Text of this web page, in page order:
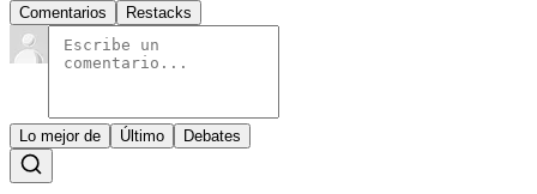
Comentarios Restacks
Lo mejor de Último Debates